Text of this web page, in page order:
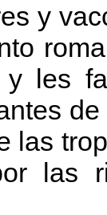
y
y les
las
las